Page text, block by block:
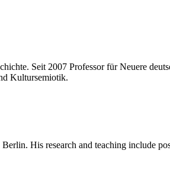
Seit 2007 Professor für Neuere
Kultursemiotik.
His research and teaching include